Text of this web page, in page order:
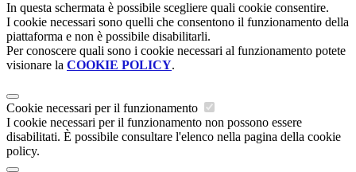
In questa schermata è possibile scegliere quali cookie consentire.
I cookie necessari sono quelli che consentono il funzionamento della
piattaforma e non è possibile disabilitarli.
Per conoscere quali sono i cookie necessari al funzionamento potete
visionare la COOKIE POLICY.
Cookie necessari per il funzionamento
I cookie necessari per il funzionamento non possono essere
disabilitati. È possibile consultare l'elenco nella pagina della cookie
policy.